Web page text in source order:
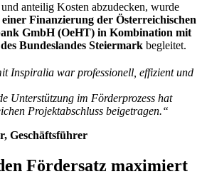
anteilig Kosten abzudecken, wurde
Finanzierung der Österreichischen
GmbH (OeHT) in Kombination mit
Bundeslandes Steiermark begleitet.
Inspiralia war professionell, effizient und
Unterstützung im Förderprozess hat
Projektabschluss beigetragen.“
Geschäftsführer
Fördersatz maximiert